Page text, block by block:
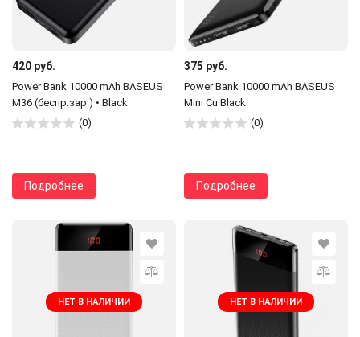
420 руб.
Power Bank 10000 mAh BASEUS
M36 (беспр.зар.) • Black
(0)
Подробнее
375 руб.
Power Bank 10000 mAh BASEUS
Mini Cu Black
(0)
Подробнее
НЕТ В НАЛИЧИИ НЕТ В НАЛИЧИИ